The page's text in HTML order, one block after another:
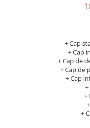
physiokey profiset
physiokey profiset
+ Cap
+ Cap
+ Cap de
+ Cap de
+ Cap
+
+